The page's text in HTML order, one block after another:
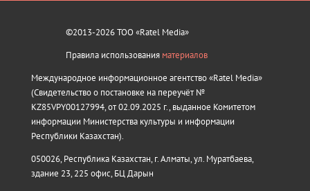
©2013-2026 ТОО «Ratel Media»
Правила использования материалов
Международное информационное агентство «Ratel Media»
(Свидетельство о постановке на переучёт №
KZ85VPY00127994, от 02.09.2025 г., выданное Комитетом
информации Министерства культуры и информации
Республики Казахстан).
050026, Республика Казахстан, г. Алматы, ул. Муратбаева,
здание 23, 225 офис, БЦ Дарын